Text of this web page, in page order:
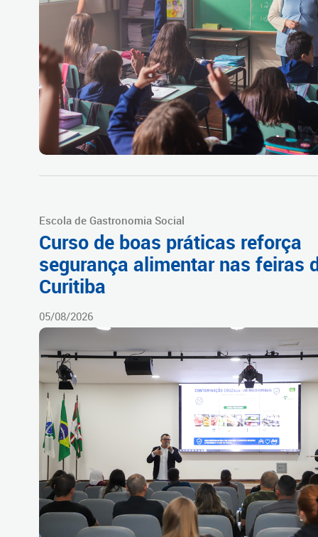
Escola de Gastronomia Social
Curso de boas práticas reforça
segurança alimentar nas feiras
Curitiba
05/08/2026